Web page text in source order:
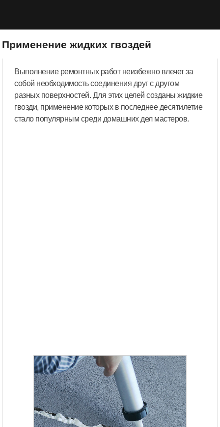
Применение жидких гвоздей
Выполнение ремонтных работ неизбежно влечет за
собой необходимость соединения друг с другом
разных поверхностей. Для этих целей созданы жидкие
гвозди, применение которых в последнее десятилетие
стало популярным среди домашних дел мастеров.